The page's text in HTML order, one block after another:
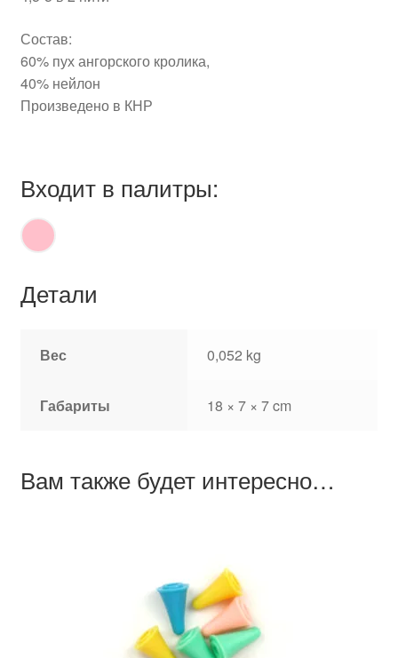
Состав:
60% пух ангорского кролика,
40% нейлон
Произведено в КНР
Входит в палитры:
Детали
Вес 0,052 kg
Габариты 18 × 7 × 7 cm
Вам также будет интересно…